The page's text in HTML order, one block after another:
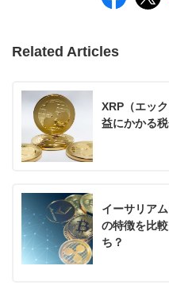
Related Articles
XRP（エッ
益にかかる
イーサリア
の特徴を比
ち？